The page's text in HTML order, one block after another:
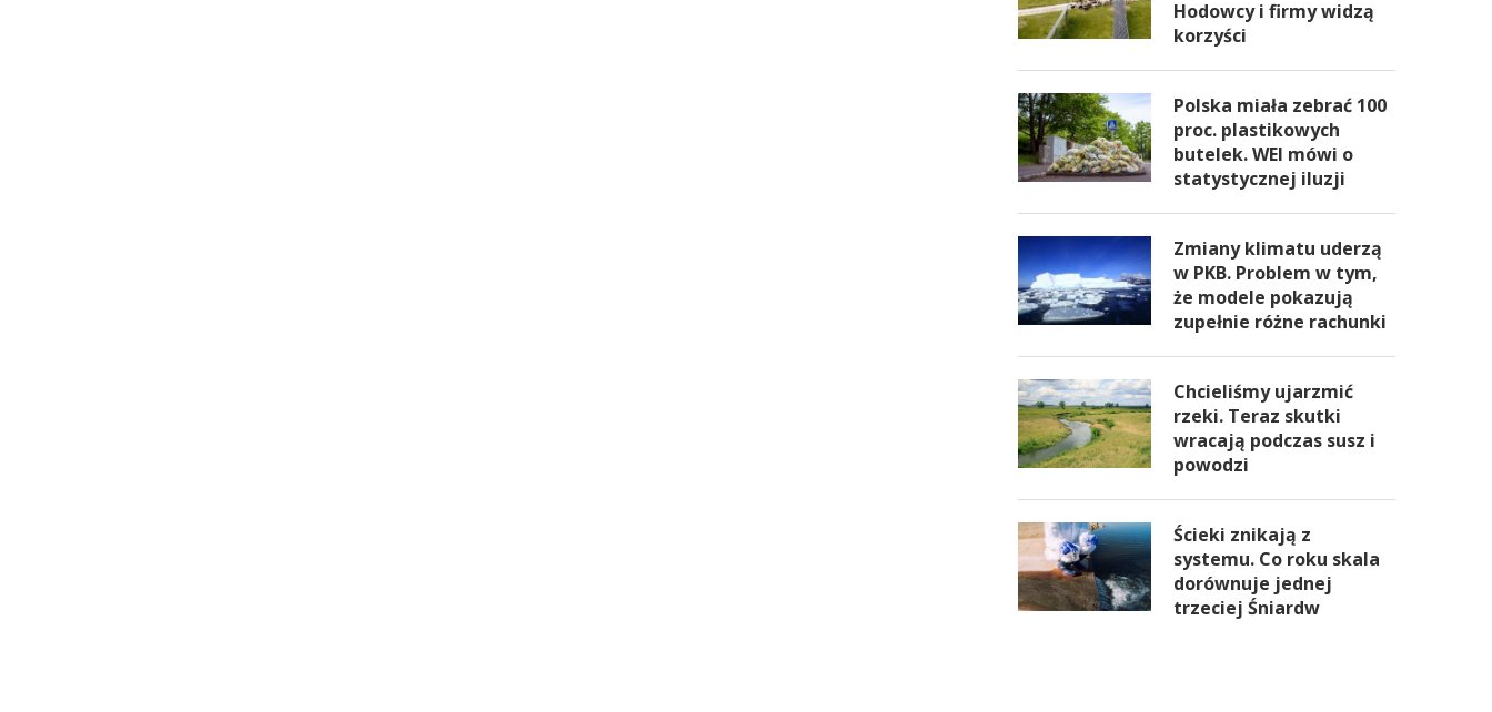
Hodowcy i firmy widzą
korzyści
Polska miała zebrać 100
proc. plastikowych
butelek. WEI mówi o
statystycznej iluzji
Zmiany klimatu uderzą
w PKB. Problem w tym,
że modele pokazują
zupełnie różne rachunki
Chcieliśmy ujarzmić
rzeki. Teraz skutki
wracają podczas susz i
powodzi
Ścieki znikają z
systemu. Co roku skala
dorównuje jednej
trzeciej Śniardw